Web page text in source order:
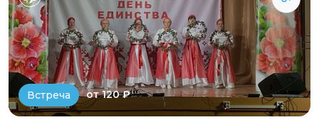
Встреча от 120 ₽